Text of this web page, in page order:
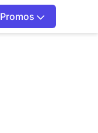
Promos